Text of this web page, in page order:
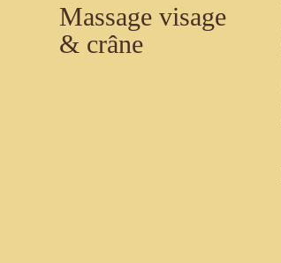
Massage visage
& crâne